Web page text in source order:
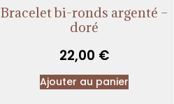
Bracelet bi-ronds argenté –
doré
22,00 €
Ajouter au panier